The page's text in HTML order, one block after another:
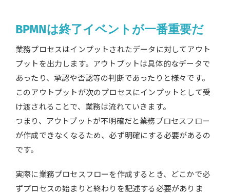
BPMNは終了イベントが一番重要だ
業務プロセスはインプットされたデータに対してアウト
プットを出力します。アウトプットは具体的なデータで
あったり、承認や否認等の判断であったりと様々です。
このアウトプットが次のプロセスにインプットとして受
け渡されることで、業務は流れていきます。
つまり、アウトプットが不明確だと業務プロセスフロー
が作成できなくなるため、必ず明確にする必要があるの
です。
実際に業務プロセスフローを作成するとき、どこかで必
ずプロセスの始まりと終わりを記述する必要がありま